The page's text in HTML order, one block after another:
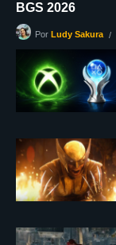
BGS 2026
Por Ludy Sakura